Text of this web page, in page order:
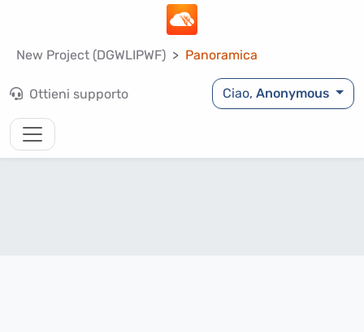
New Project (DGWLIPWF) Panoramica
Ottieni supporto Ciao,Anonymous